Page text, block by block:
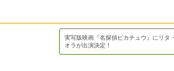
実写版映画『名探偵ピカチュウ』にリタ・
オラが出演決定！